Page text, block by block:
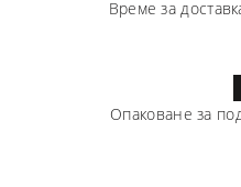
Време за
Опаковане за